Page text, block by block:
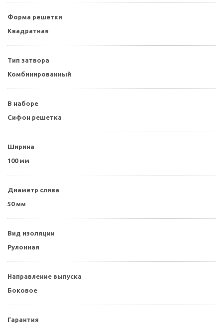
Форма решетки
Квадратная
Тип затвора
Комбинированный
В наборе
Сифон решетка
Ширина
100 мм
Диаметр слива
50 мм
Вид изоляции
Рулонная
Направление выпуска
Боковое
Гарантия